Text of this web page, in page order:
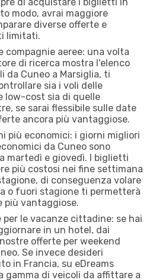
modo, avrai maggiore
diverse offerte e
limitati.
compagnie aeree: una volta
di ricerca mostra l'elenco
da Cuneo a Marsiglia, ti
sia i voli delle
low-cost sia di quelle
se sarai flessibile sulle date
ancora più vantaggiose.
più economici: i giorni migliori
da Cuneo sono
martedì e giovedì. I biglietti
più costosi nei fine settimana
di conseguenza volare
o fuori stagione ti permetterà
più vantaggiose.
per le vacanze cittadine: se hai
in un hotel, dai
offerte per weekend
Se invece desideri
in Francia, su eDreams
gamma di veicoli da affittare a